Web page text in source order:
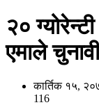
२०
एमाले
कार्तिक १५,
116